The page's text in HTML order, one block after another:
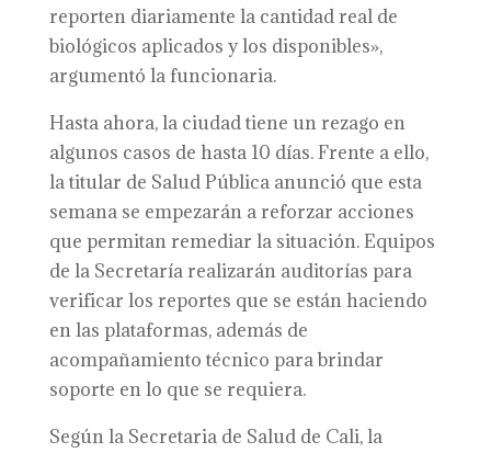
reporten diariamente la cantidad real de
biológicos aplicados y los disponibles»,
argumentó la funcionaria.
Hasta ahora, la ciudad tiene un rezago en
algunos casos de hasta 10 días. Frente a ello,
la titular de Salud Pública anunció que esta
semana se empezarán a reforzar acciones
que permitan remediar la situación. Equipos
de la Secretaría realizarán auditorías para
verificar los reportes que se están haciendo
en las plataformas, además de
acompañamiento técnico para brindar
soporte en lo que se requiera.
Según la Secretaria de Salud de Cali, la